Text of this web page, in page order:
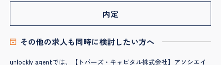
内定
その他の求人も同時に検討したい方へ
unlockly agentでは、【トパーズ・キャピタル株式会社】アソシエイ